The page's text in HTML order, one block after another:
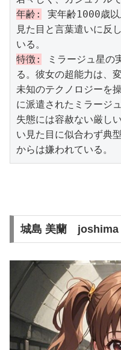
年齢:
実年齢1000歳
見た目と言葉遣いに反
特徴:
ミラージュ星の
る。彼女の超能力は、
未知のテクノロジーを
に派遣されたミラージ
失態には容赦ない厳し
い見た目に似合わず典
からは嫌われている。
城島 美蘭 joshima